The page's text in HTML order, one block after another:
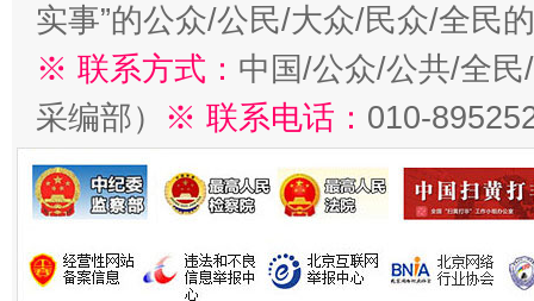
实事”的公众/公民/大众/民众/全民
※ 联系方式： 中国/公众/公共/全
采编部） ※ 联系电话： 010-